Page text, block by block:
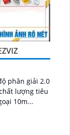
phân giải 2.0
lượng tiêu
10m...